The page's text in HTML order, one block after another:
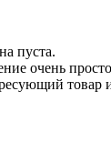
пуста.
очень
товар